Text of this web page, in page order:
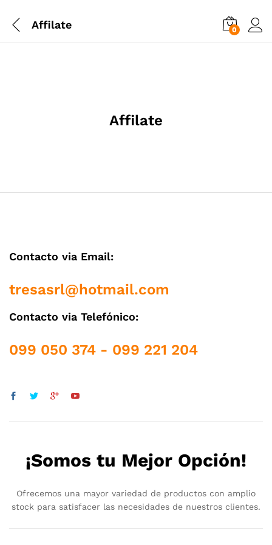
Affilate 0
Affilate
Contacto via Email:
tresasrl@hotmail.com
Contacto via Telefónico:
099 050 374 - 099 221 204
¡Somos tu Mejor Opción!
Ofrecemos una mayor variedad de productos con amplio
stock para satisfacer las necesidades de nuestros clientes.